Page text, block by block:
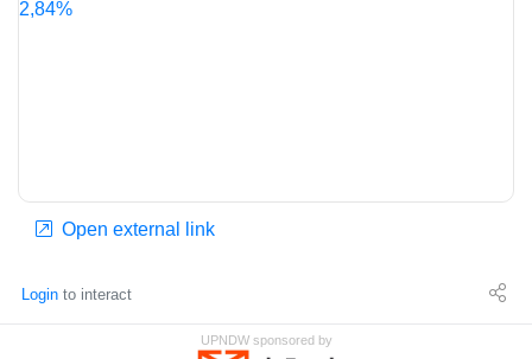
Open external link
Login to interact
UPNDW sponsored by